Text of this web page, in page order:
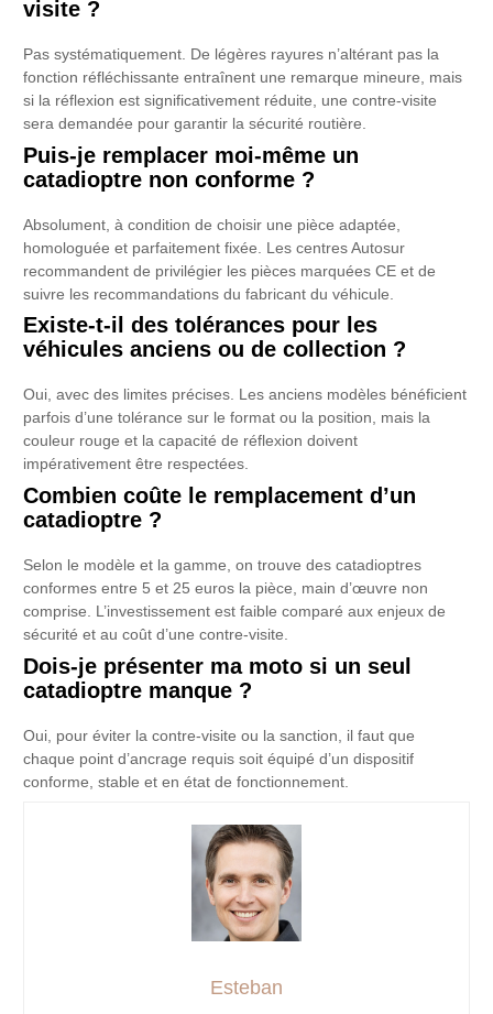
visite ?
Pas systématiquement. De légères rayures n’altérant pas la
fonction réfléchissante entraînent une remarque mineure, mais
si la réflexion est significativement réduite, une contre-visite
sera demandée pour garantir la sécurité routière.
Puis-je remplacer moi-même un
catadioptre non conforme ?
Absolument, à condition de choisir une pièce adaptée,
homologuée et parfaitement fixée. Les centres Autosur
recommandent de privilégier les pièces marquées CE et de
suivre les recommandations du fabricant du véhicule.
Existe-t-il des tolérances pour les
véhicules anciens ou de collection ?
Oui, avec des limites précises. Les anciens modèles bénéficient
parfois d’une tolérance sur le format ou la position, mais la
couleur rouge et la capacité de réflexion doivent
impérativement être respectées.
Combien coûte le remplacement d’un
catadioptre ?
Selon le modèle et la gamme, on trouve des catadioptres
conformes entre 5 et 25 euros la pièce, main d’œuvre non
comprise. L’investissement est faible comparé aux enjeux de
sécurité et au coût d’une contre-visite.
Dois-je présenter ma moto si un seul
catadioptre manque ?
Oui, pour éviter la contre-visite ou la sanction, il faut que
chaque point d’ancrage requis soit équipé d’un dispositif
conforme, stable et en état de fonctionnement.
Esteban